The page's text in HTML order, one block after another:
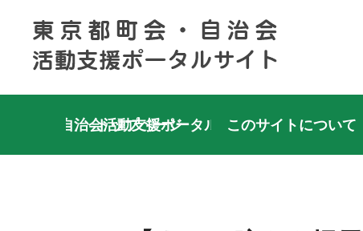
町会・自治会活動支援ポータルサイトこのサイトについて